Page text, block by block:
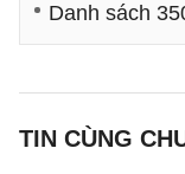
Danh sách
TIN CÙNG